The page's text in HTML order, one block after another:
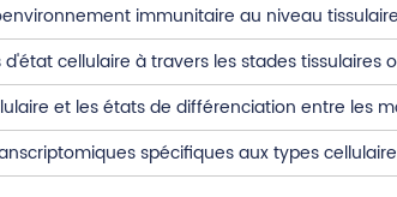
immunitaire au niveau
cellulaire à travers les stades tissulaires
et les états de différenciation entre les
spécifiques aux types